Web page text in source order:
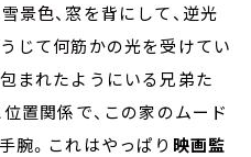
景色、窓を背にして、逆光
じて何筋かの光を受けてい
まれたようにいる兄弟た
位置関係で、この家のムード
腕。これはやっぱり 映画監